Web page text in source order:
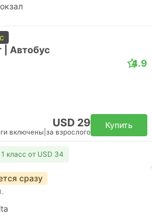
| Автобус
4.9
USD 29
включены за взрослого
Купить
класс от USD 34
сразу